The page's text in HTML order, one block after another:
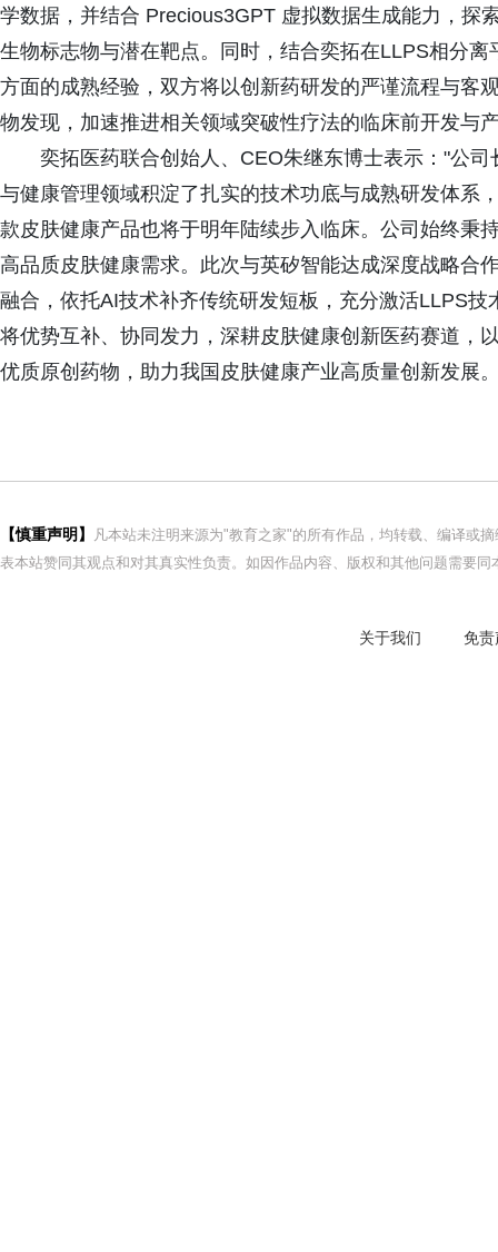
学数据，并结合 Precious3GPT 虚拟数据生成能力，探
生物标志物与潜在靶点。同时，结合奕拓在LLPS相分
方面的成熟经验，双方将以创新药研发的严谨流程与客
物发现，加速推进相关领域突破性疗法的临床前开发与
奕拓医药联合创始人、CEO朱继东博士表示："公
与健康管理领域积淀了扎实的技术功底与成熟研发体系
款皮肤健康产品也将于明年陆续步入临床。公司始终秉
高品质皮肤健康需求。此次与英矽智能达成深度战略合
融合，依托AI技术补齐传统研发短板，充分激活LLPS
将优势互补、协同发力，深耕皮肤健康创新医药赛道，
优质原创药物，助力我国皮肤健康产业高质量创新发展
【慎重声明】
凡本站未注明来源为"教育之家"的所有作品，均转载、编译或
表本站赞同其观点和对其真实性负责。如因作品内容、版权和其他问题需要
关于我们 免责